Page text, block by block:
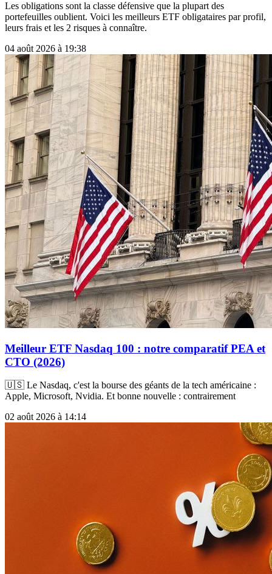
Les obligations sont la classe défensive que la plupart des
portefeuilles oublient. Voici les meilleurs ETF obligataires par profil,
leurs frais et les 2 risques à connaître.
04 août 2026 à 19:38
Meilleur ETF Nasdaq 100 : notre comparatif PEA et
CTO (2026)
🇺🇸 Le Nasdaq, c'est la bourse des géants de la tech américaine :
Apple, Microsoft, Nvidia. Et bonne nouvelle : contrairement
02 août 2026 à 14:14